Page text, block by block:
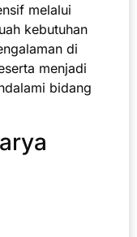
melalui
kebutuhan
di
menjadi
bidang